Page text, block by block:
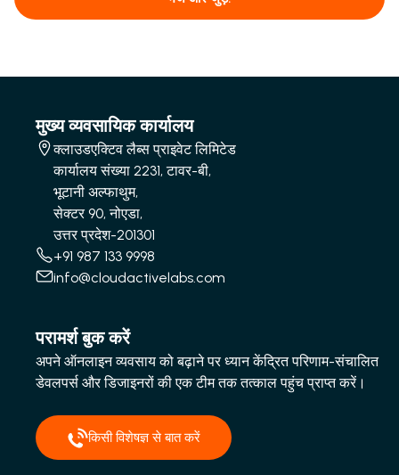
मुख्य व्यवसायिक कार्यालय
क्लाउडएक्टिव लैब्स प्राइवेट लिमिटेड
कार्यालय संख्या 2231, टावर-बी,
भूटानी अल्फाथुम,
सेक्टर 90, नोएडा,
उत्तर प्रदेश-201301
+91 987 133 9998
info@cloudactivelabs.com
परामर्श बुक करें
अपने ऑनलाइन व्यवसाय को बढ़ाने पर ध्यान केंद्रित परिणाम-संचालित
डेवलपर्स और डिजाइनरों की एक टीम तक तत्काल पहुंच प्राप्त करें।
किसी विशेषज्ञ से बात करें